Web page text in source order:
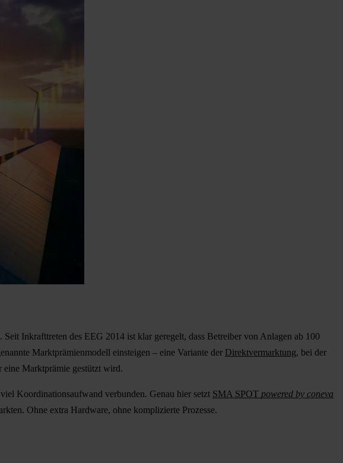
Inkrafttreten des EEG 2014 ist klar geregelt, dass Betreiber von Anlagen ab 100
Marktprämienmodell einsteigen – eine Variante der Direktvermarktung, bei der
eine Marktprämie gestützt wird.
Koordinationsaufwand verbunden. Genau hier setzt SMA SPOT powered by coneva
Ohne extra Hardware, ohne komplizierte Prozesse.